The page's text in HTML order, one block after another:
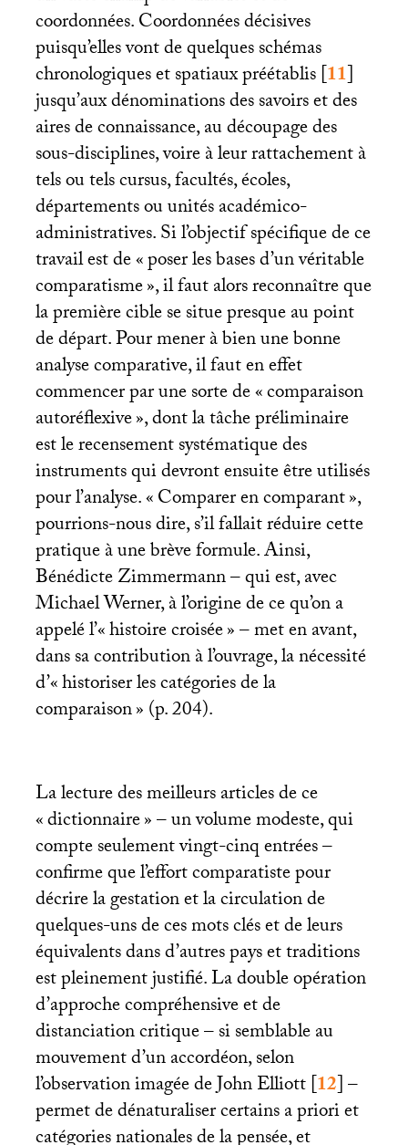
coordonnées. Coordonnées décisives
puisqu’elles vont de quelques schémas
chronologiques et spatiaux préétablis[11]
jusqu’aux dénominations des savoirs et des
aires de connaissance, au découpage des
sous-disciplines, voire à leur rattachement à
tels ou tels cursus, facultés, écoles,
départements ou unités académico-
administratives. Si l’objectif spécifique de ce
travail est de «poser les bases d’un véritable
comparatisme», il faut alors reconnaître que
la première cible se situe presque au point
de départ. Pour mener à bien une bonne
analyse comparative, il faut en effet
commencer par une sorte de «comparaison
autoréflexive», dont la tâche préliminaire
est le recensement systématique des
instruments qui devront ensuite être utilisés
pour l’analyse. «Comparer en comparant»,
pourrions-nous dire, s’il fallait réduire cette
pratique à une brève formule. Ainsi,
Bénédicte Zimmermann – qui est, avec
Michael Werner, à l’origine de ce qu’on a
appelé l’«histoire croisée» – met en avant,
dans sa contribution à l’ouvrage, la nécessité
d’«historiser les catégories de la
comparaison» (p. 204).
La lecture des meilleurs articles de ce
«dictionnaire» – un volume modeste, qui
compte seulement vingt-cinq entrées –
confirme que l’effort comparatiste pour
décrire la gestation et la circulation de
quelques-uns de ces mots clés et de leurs
équivalents dans d’autres pays et traditions
est pleinement justifié. La double opération
d’approche compréhensive et de
distanciation critique – si semblable au
mouvement d’un accordéon, selon
l’observation imagée de John Elliott[12]–
permet de dénaturaliser certains a priori et